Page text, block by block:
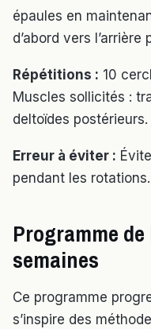
épaules en
d’abord vers l’arrière
Répétitions : 10
Muscles sollicités :
deltoïdes postérieurs.
Erreur à éviter :
pendant les rotations.
Programme
semaines
Ce programme
s’inspire des